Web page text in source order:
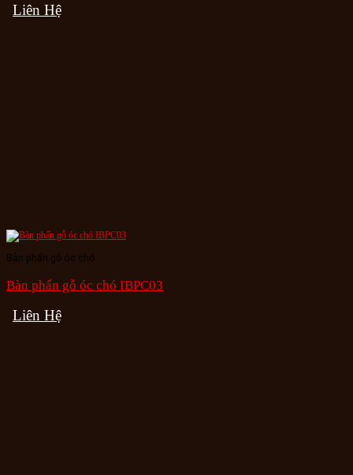
Liên Hệ
Bàn phấn gỗ óc chó
Bàn phấn gỗ óc chó IBPC03
Liên Hệ